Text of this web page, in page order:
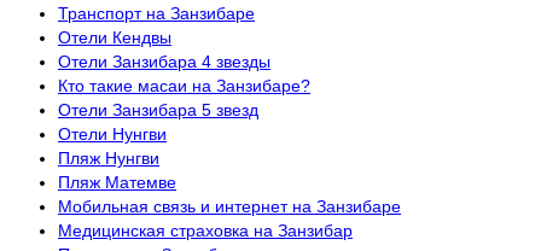
Транспорт на Занзибаре
Отели Кендвы
Отели Занзибара 4 звезды
Кто такие масаи на Занзибаре?
Отели Занзибара 5 звезд
Отели Нунгви
Пляж Нунгви
Пляж Матемве
Мобильная связь и интернет на Занзибаре
Медицинская страховка на Занзибар